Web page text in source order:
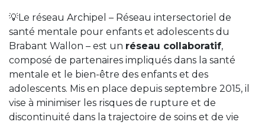
💡​Le réseau Archipel – Réseau intersectoriel de
santé mentale pour enfants et adolescents du
Brabant Wallon – est un réseau collaboratif,
composé de partenaires impliqués dans la santé
mentale et le bien-être des enfants et des
adolescents. Mis en place depuis septembre 2015, il
vise à minimiser les risques de rupture et de
discontinuité dans la trajectoire de soins et de vie